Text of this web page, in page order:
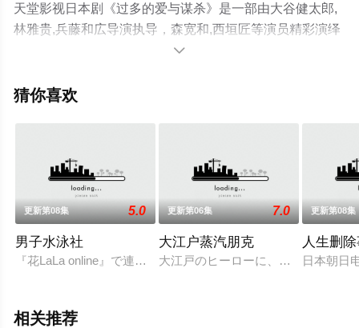
天堂影视日本剧《过多的爱与谋杀》是一部由大谷健太郎,
林雅贵,兵藤和広导演执导，森宽和,西垣匠等演员精彩演绎
的日本电视剧，超前点播免费观看高清未删减完整版电视
剧、电视猫或剧情网等平台了解。

猜你喜欢
更新第08集 5.0
男子水泳社
『花LaLa online』で連載中の『男水！』は、都立東ヶ丘高校
更新第06集 7.0
大江户蒸汽朋克
大江戸のヒーローに、なる！ーー
更新第08集
人生删
日本朝日
相关推荐